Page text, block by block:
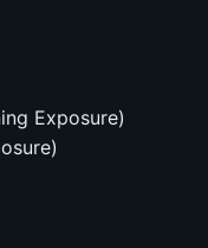
Exposure)